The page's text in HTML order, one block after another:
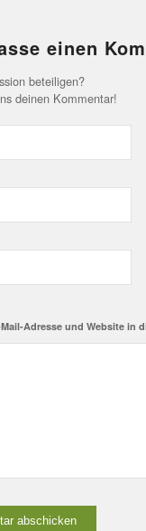
einen
beteiligen?
deinen Kommentar!
Mail-Adresse und Website in